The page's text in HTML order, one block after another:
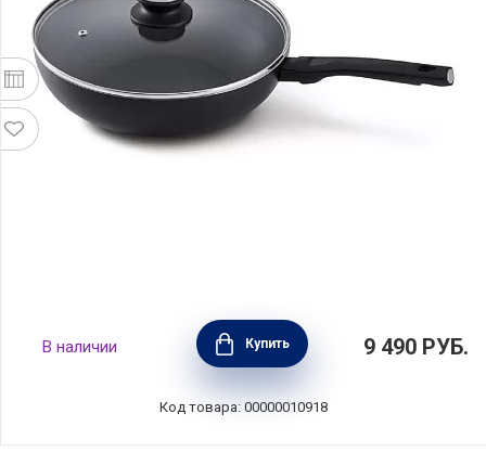
Сковорода-вок антипригарная Salsa 28 см
объем 4,6 л, алюминий, BEKA, Бельгия,
13850284
В наличии Купить 9 490 РУБ.
Код товара: 00000010918